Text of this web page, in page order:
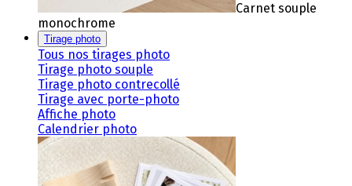
Carnet souple
monochrome
Tirage photo
Tous nos tirages photo
Tirage photo souple
Tirage photo contrecollé
Tirage avec porte-photo
Affiche photo
Calendrier photo